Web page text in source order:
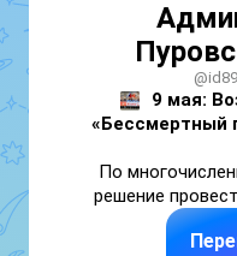
9 мая:
По
решение
шествие